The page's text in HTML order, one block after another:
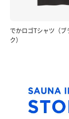
でかロゴTシャツ（
ク）